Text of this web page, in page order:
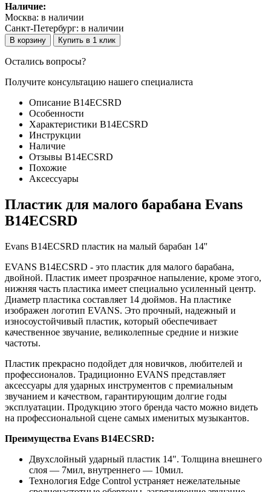
Наличие:
Москва: в наличии
Санкт-Петербург: в наличии
В корзину Купить в 1 клик
Остались вопросы?
Получите консультацию нашего специалиста
Описание B14ECSRD
Особенности
Характеристики B14ECSRD
Инструкции
Наличие
Отзывы B14ECSRD
Похожие
Аксессуары
Пластик для малого барабана Evans
B14ECSRD
Evans B14ECSRD пластик на малый барабан 14''
EVANS B14ECSRD - это пластик для малого барабана,
двойной. Пластик имеет прозрачное напыление, кроме этого,
нижняя часть пластика имеет специально усиленный центр.
Диаметр пластика составляет 14 дюймов. На пластике
изображен логотип EVANS. Это прочный, надежный и
износоустойчивый пластик, который обеспечивает
качественное звучание, великолепные средние и низкие
частоты.
Пластик прекрасно подойдет для новичков, любителей и
профессионалов. Традиционно EVANS представляет
аксессуары для ударных инструментов с премиальным
звучанием и качеством, гарантирующим долгие годы
эксплуатации. Продукцию этого бренда часто можно видеть
на профессиональной сцене самых именитых музыкантов.
Преимущества Evans B14ECSRD:
Двухслойный ударный пластик 14". Толщина внешнего
слоя — 7мил, внутреннего — 10мил.
Технология Edge Control устраняет нежелательные